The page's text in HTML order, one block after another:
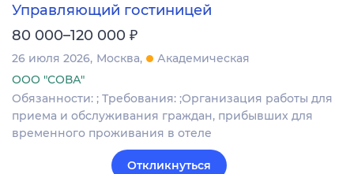
Управляющий гостиницей
80 000–120 000 ₽
26 июля 2026 Москва
Академическая
ООО "СОВА"
Обязанности: ; Требования: ;Организация работы для
приема и обслуживания граждан, прибывших для
временного проживания в отеле
Откликнуться